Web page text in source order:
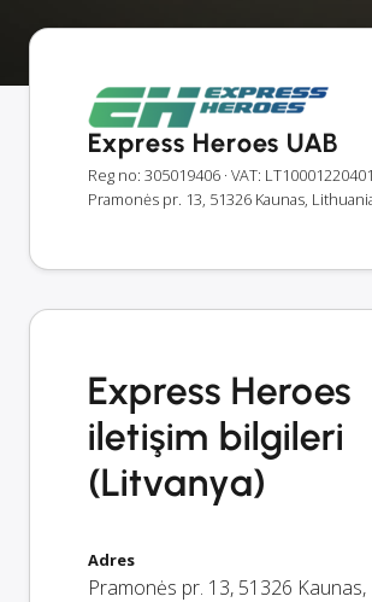
Express Heroes UAB
Reg no: 305019406 · VAT:
Pramonės pr. 13, 51326 Kaunas,
Express Heroes
iletişim bilgileri
(Litvanya)
Adres
Pramonės pr. 13, 51326 Kaunas,